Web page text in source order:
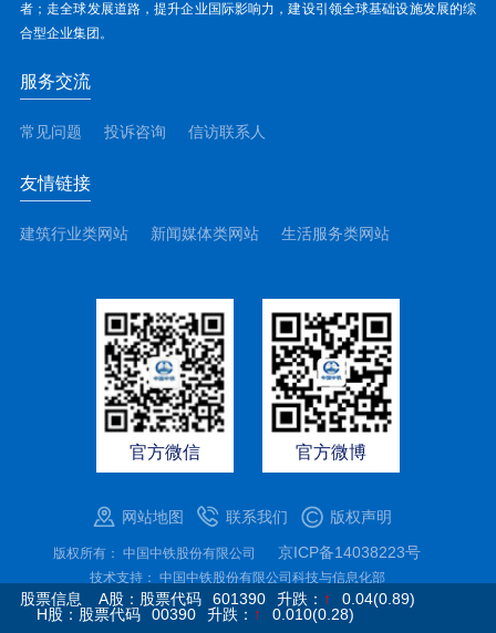
者；走全球发展道路，提升企业国际影响力，建设引领全球基础设施发展的综
合型企业集团。
服务交流
常见问题 投诉咨询 信访联系人
友情链接
建筑行业类网站 新闻媒体类网站 生活服务类网站
官方微信 官方微博
网站地图 联系我们 版权声明
版权所有： 中国中铁股份有限公司 京ICP备14038223号
技术支持： 中国中铁股份有限公司科技与信息化部
地址：北京市海淀区复兴路69号9号楼中国中铁大厦
股票信息 A股：股票代码 601390 升跌： ↑
0.04(0.89)
H股：股票代码
00390 升跌： ↑ 0.010(0.28)